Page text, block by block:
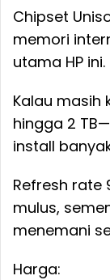
Chipset
memori
utama HP ini.
Kalau masih
hingga 2
install
Refresh rate
mulus,
menemani
Harga: